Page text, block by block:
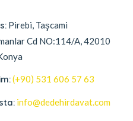
Pirebi, Taşcami
Cd NO:114/A, 42010
(+90) 531 606 57 63
info@dedehirdavat.com